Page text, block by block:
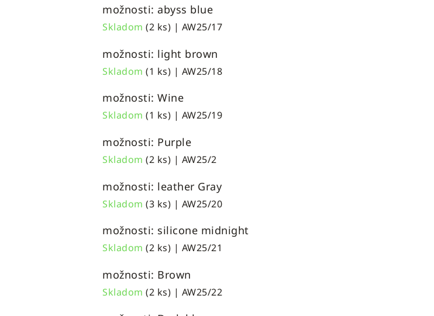
možnosti: abyss blue
Skladom (2 ks) | AW25/17
možnosti: light brown
Skladom (1 ks) | AW25/18
možnosti: Wine
Skladom (1 ks) | AW25/19
možnosti: Purple
Skladom (2 ks) | AW25/2
možnosti: leather Gray
Skladom (3 ks) | AW25/20
možnosti: silicone midnight
Skladom (2 ks) | AW25/21
možnosti: Brown
Skladom (2 ks) | AW25/22